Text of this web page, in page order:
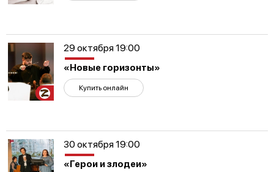
Участникам
СВО
29 октября 19:00
«Новые горизонты»
Купить онлайн
30 октября 19:00
«Герои и злодеи»